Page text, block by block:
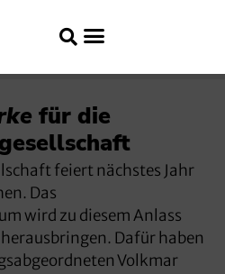
für die
feiert nächstes Jahr
Das
wird zu diesem Anlass
Dafür haben
Volkmar